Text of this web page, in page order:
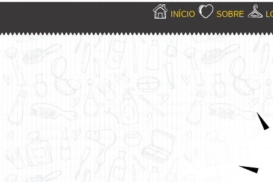
INÍCIO SOBRE